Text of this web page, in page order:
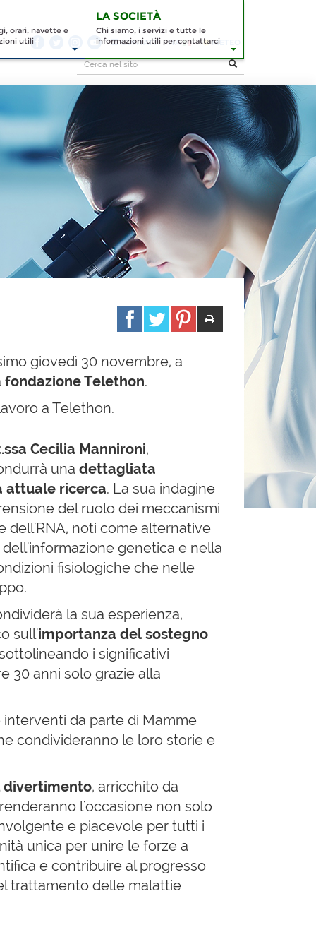
CONTATTI ITA METEO
orari, navette e
utili
LA SOCIETÀ
Chi siamo, i servizi e tutte le
informazioni utili per contattarci
giovedì 30 novembre, a
fondazione Telethon.
a Telethon.
Cecilia Mannironi,
una dettagliata
attuale ricerca. La sua indagine
del ruolo dei meccanismi
dell'RNA, noti come alternative
genetica e nella
fisiologiche che nelle
la sua esperienza,
sull'importanza del sostegno
i significativi
30 anni solo grazie alla
da parte di Mamme
condivideranno le loro storie e
divertimento, arricchito da
l'occasione non solo
e piacevole per tutti i
unica per unire le forze a
e contribuire al progresso
trattamento delle malattie